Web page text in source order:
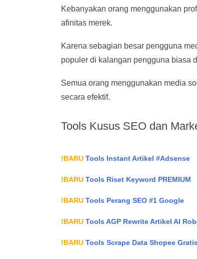
Kebanyakan orang menggunakan
afinitas merek.
Karena sebagian besar pengguna
populer di kalangan pengguna biasa
Semua orang menggunakan media
secara efektif.
Tools Kusus SEO dan
!BARU Tools Instant Artikel #Adsense
!BARU Tools Riset Keyword PREMIUM
!BARU Tools Perang SEO #1 Google
!BARU Tools AGP Rewrite Artikel AI
!BARU Tools Scrape Data Shopee Gratis